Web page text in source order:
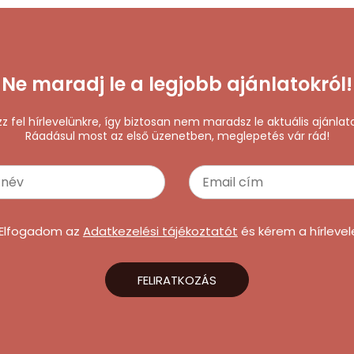
Ne maradj le a legjobb ajánlatokról!
fel hírlevelünkre, így biztosan nem maradsz le aktuális
Ráadásul most az első üzenetben, meglepetés vár rád!
az Adatkezelési tájékoztatót és kérem a
FELIRATKOZÁS